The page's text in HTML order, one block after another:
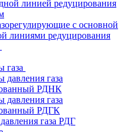
линией редуцирования
с основной
линиями редуцирования
газа
давления газа
РДНК
давления газа
РДГК
газа РДГ